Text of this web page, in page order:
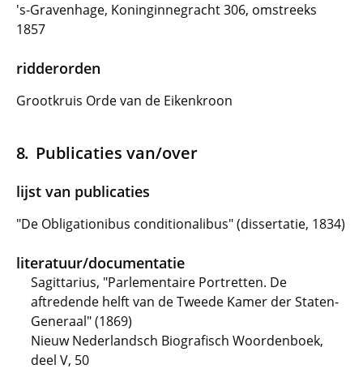
's-Gravenhage, Koninginnegracht 306, omstreeks
1857
ridderorden
Grootkruis Orde van de Eikenkroon
Publicaties van/over
lijst van publicaties
"De Obligationibus conditionalibus" (dissertatie, 1834)
literatuur/documentatie
Sagittarius, "Parlementaire Portretten. De
aftredende helft van de Tweede Kamer der Staten-
Generaal" (1869)
Nieuw Nederlandsch Biografisch Woordenboek,
deel V, 50